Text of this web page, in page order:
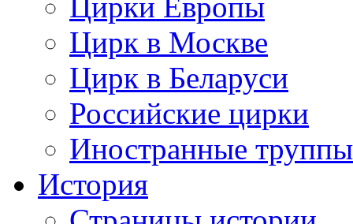
Цирк в Москве
Цирк в Беларуси
Российские цирки
Иностранные труппы
История